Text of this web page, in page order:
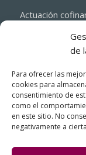
de
Para ofrecer las
cookies para
consentimiento de
como el
en este sitio. No
negativamente a
Actuación
Regional 2021-